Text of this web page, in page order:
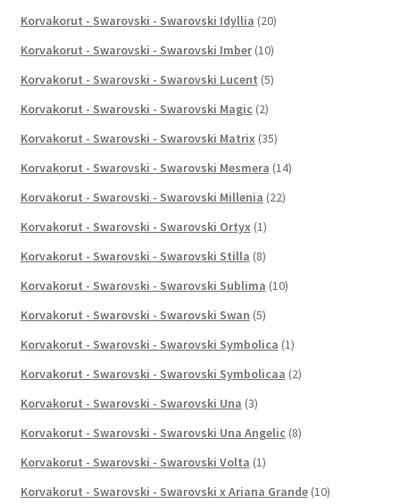
Korvakorut - Swarovski - Swarovski Idyllia (20)
Korvakorut - Swarovski - Swarovski Imber (10)
Korvakorut - Swarovski - Swarovski Lucent (5)
Korvakorut - Swarovski - Swarovski Magic (2)
Korvakorut - Swarovski - Swarovski Matrix (35)
Korvakorut - Swarovski - Swarovski Mesmera (14)
Korvakorut - Swarovski - Swarovski Millenia (22)
Korvakorut - Swarovski - Swarovski Ortyx (1)
Korvakorut - Swarovski - Swarovski Stilla (8)
Korvakorut - Swarovski - Swarovski Sublima (10)
Korvakorut - Swarovski - Swarovski Swan (5)
Korvakorut - Swarovski - Swarovski Symbolica (1)
Korvakorut - Swarovski - Swarovski Symbolicaa (2)
Korvakorut - Swarovski - Swarovski Una (3)
Korvakorut - Swarovski - Swarovski Una Angelic (8)
Korvakorut - Swarovski - Swarovski Volta (1)
Korvakorut - Swarovski - Swarovski x Ariana Grande (10)